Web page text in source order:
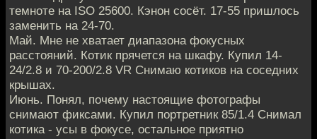
темноте на ISO 25600. Кэнон сосёт. 17-55 пришлось
заменить на 24-70.
Май. Мне не хватает диапазона фокусных
расстояний. Котик прячется на шкафу. Купил 14-
24/2.8 и 70-200/2.8 VR Снимаю котиков на соседних
крышах.
Июнь. Понял, почему настоящие фотографы
снимают фиксами. Купил портретник 85/1.4 Снимал
котика - усы в фокусе, остальное приятно